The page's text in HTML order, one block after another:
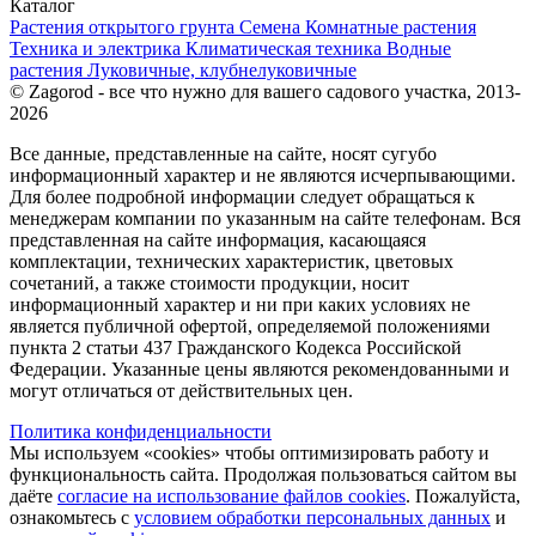
Каталог
Растения открытого грунта Семена Комнатные растения
Техника и электрика Климатическая техника Водные
растения Луковичные, клубнелуковичные
© Zagorod - все что нужно для вашего садового участка, 2013-
2026
Все данные, представленные на сайте, носят сугубо
информационный характер и не являются исчерпывающими.
Для более подробной информации следует обращаться к
менеджерам компании по указанным на сайте телефонам. Вся
представленная на сайте информация, касающаяся
комплектации, технических характеристик, цветовых
сочетаний, а также стоимости продукции, носит
информационный характер и ни при каких условиях не
является публичной офертой, определяемой положениями
пункта 2 статьи 437 Гражданского Кодекса Российской
Федерации. Указанные цены являются рекомендованными и
могут отличаться от действительных цен.
Политика конфиденциальности
Мы используем «cookies» чтобы оптимизировать работу и
функциональность сайта. Продолжая пользоваться сайтом вы
даёте согласие на использование файлов cookies. Пожалуйста,
ознакомьтесь с условием обработки персональных данных и